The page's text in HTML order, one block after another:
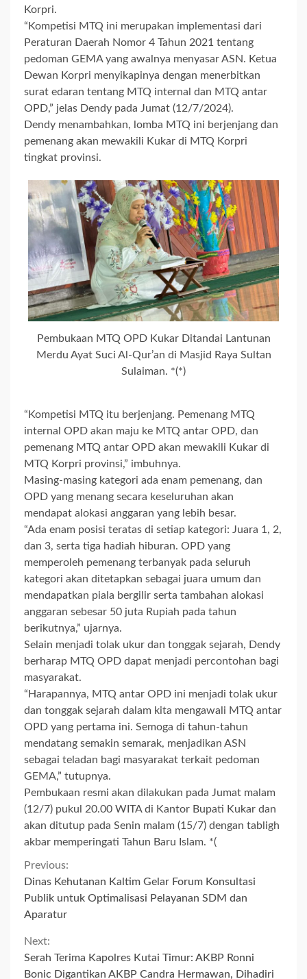
Korpri.
“Kompetisi MTQ ini merupakan implementasi dari
Peraturan Daerah Nomor 4 Tahun 2021 tentang
pedoman GEMA yang awalnya menyasar ASN. Ketua
Dewan Korpri menyikapinya dengan menerbitkan
surat edaran tentang MTQ internal dan MTQ antar
OPD,” jelas Dendy pada Jumat (12/7/2024).
Dendy menambahkan, lomba MTQ ini berjenjang dan
pemenang akan mewakili Kukar di MTQ Korpri
tingkat provinsi.
Pembukaan MTQ OPD Kukar Ditandai Lantunan
Merdu Ayat Suci Al-Qur’an di Masjid Raya Sultan
Sulaiman. *(*)
“Kompetisi MTQ itu berjenjang. Pemenang MTQ
internal OPD akan maju ke MTQ antar OPD, dan
pemenang MTQ antar OPD akan mewakili Kukar di
MTQ Korpri provinsi,” imbuhnya.
Masing-masing kategori ada enam pemenang, dan
OPD yang menang secara keseluruhan akan
mendapat alokasi anggaran yang lebih besar.
“Ada enam posisi teratas di setiap kategori: Juara 1, 2,
dan 3, serta tiga hadiah hiburan. OPD yang
memperoleh pemenang terbanyak pada seluruh
kategori akan ditetapkan sebagai juara umum dan
mendapatkan piala bergilir serta tambahan alokasi
anggaran sebesar 50 juta Rupiah pada tahun
berikutnya,” ujarnya.
Selain menjadi tolak ukur dan tonggak sejarah, Dendy
berharap MTQ OPD dapat menjadi percontohan bagi
masyarakat.
“Harapannya, MTQ antar OPD ini menjadi tolak ukur
dan tonggak sejarah dalam kita mengawali MTQ antar
OPD yang pertama ini. Semoga di tahun-tahun
mendatang semakin semarak, menjadikan ASN
sebagai teladan bagi masyarakat terkait pedoman
GEMA,” tutupnya.
Pembukaan resmi akan dilakukan pada Jumat malam
(12/7) pukul 20.00 WITA di Kantor Bupati Kukar dan
akan ditutup pada Senin malam (15/7) dengan tabligh
akbar memperingati Tahun Baru Islam. *(
Continue
Reading
Previous:
Dinas Kehutanan Kaltim Gelar Forum Konsultasi
Publik untuk Optimalisasi Pelayanan SDM dan
Aparatur
Next:
Serah Terima Kapolres Kutai Timur: AKBP Ronni
Bonic Digantikan AKBP Candra Hermawan, Dihadiri